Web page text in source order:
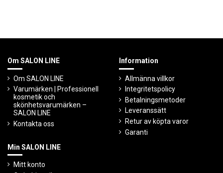
Om SALON LINE
Om SALON LINE
Varumärken | Professionell
kosmetik och
skönhetsvarumärken –
SALON LINE
Kontakta oss
Information
Allmänna villkor
Integritetspolicy
Betalningsmetoder
Leveranssätt
Retur av köpta varor
Garanti
Min SALON LINE
Mitt konto